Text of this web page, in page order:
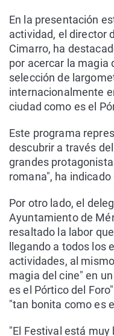
En la presentación
actividad, el director
Cimarro, ha
por acercar la magia
selección de
internacionalmente
ciudad como es el
Este programa
descubrir a través
grandes
romana", ha indicado
Por otro lado, el
Ayuntamiento de
resaltado la labor
llegando a todos los
actividades, al
magia del cine" en
es el Pórtico del
"tan bonita como es
"El Festival está